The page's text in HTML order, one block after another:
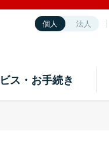
個人 法人
ス・お手続き